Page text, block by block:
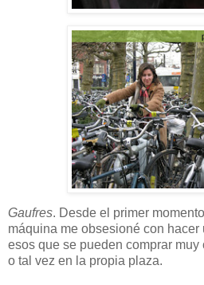
Gaufres. Desde el primer
máquina me obsesioné con hacer
esos que se pueden comprar muy
o tal vez en la propia plaza.